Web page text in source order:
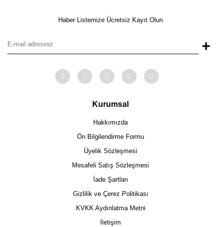
Haber Listemize Ücretsiz Kayıt Olun
+
Kurumsal
Hakkımızda
Ön Bilgilendirme Formu
Üyelik Sözleşmesi
Mesafeli Satış Sözleşmesi
İade Şartları
Gizlilik ve Çerez Politikası
KVKK Aydınlatma Metni
İletişim